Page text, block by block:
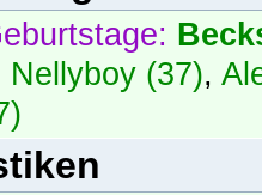
Nellyboy (37),